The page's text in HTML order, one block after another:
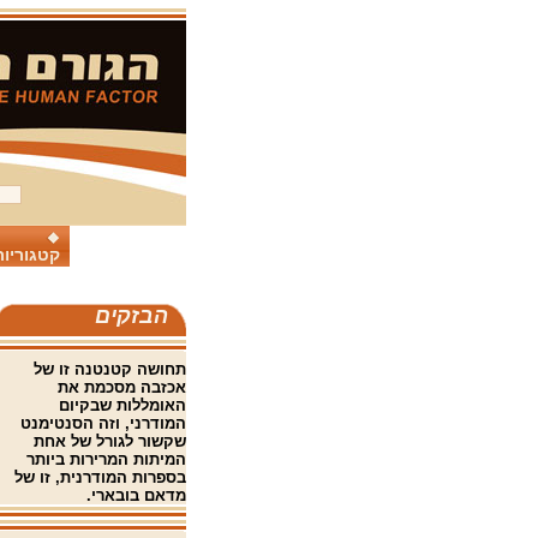
הבזקים
תחושה קטנטנה זו של
אכזבה מסכמת את
האומללות שבקיום
המודרני, וזה הסנטימנט
שקשור לגורל של אחת
המיתות המרירות ביותר
בספרות המודרנית, זו של
מדאם בובארי.